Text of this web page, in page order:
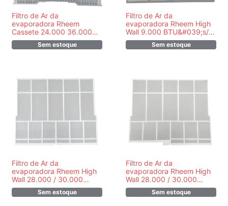
Filtro de Ar da
evaporadora Rheem
Cassete 24.000 36.000
48.000 BTU&#039;s/h v2
modelo novo -
Sem estoque
Filtro de Ar da
evaporadora Rheem High
Wall 9.000 BTU&#039;s/h
- PR801101100010
Sem estoque
Filtro de Ar da
evaporadora Rheem High
Wall 28.000 / 30.000
BTU&#039;s/h Lado
direito - PR391120046R
Sem estoque
Filtro de Ar da
evaporadora Rheem High
Wall 28.000 / 30.000
BTU&#039;s/h Lado
esquerdo -Sem estoque